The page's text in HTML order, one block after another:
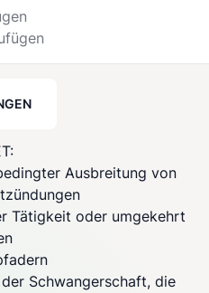
Ausbreitung von
Tätigkeit oder umgekehrt
Schwangerschaft, die